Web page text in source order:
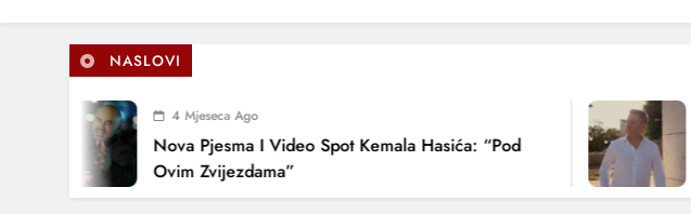
DJEČIJI HOR SUNCOKRETI KROZ
Hayat Production
Promocija domaće muzike
NASLOVI
4 Mjeseca Ago
Nova Pjesma I Video Spot Kemala Hasića: “Pod
Ovim Zvijezdama”